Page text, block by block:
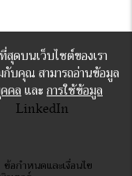
สุดบนเว็บไซต์ของเรา
บคุณ สามารถอ่านข้อมูล
คล และ การใช้ข้อมูล
LinkedIn
ข้อกำหนดและเงื่อนไข